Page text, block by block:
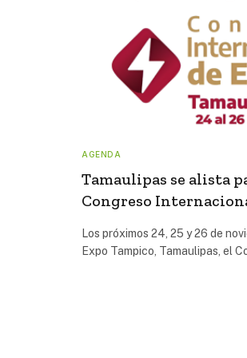
AGENDA
Tamaulipas se alista
Congreso
Los próximos 24, 25 y 26 de
Expo Tampico, Tamaulipas, el